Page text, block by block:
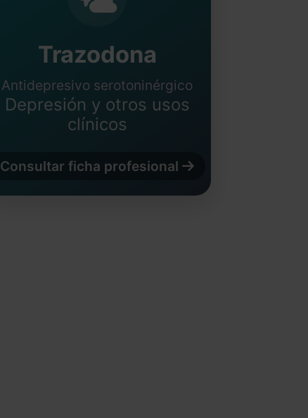
Trazodona
Antidepresivo serotoninérgico
Depresión y otros usos
clínicos
Consultar ficha profesional